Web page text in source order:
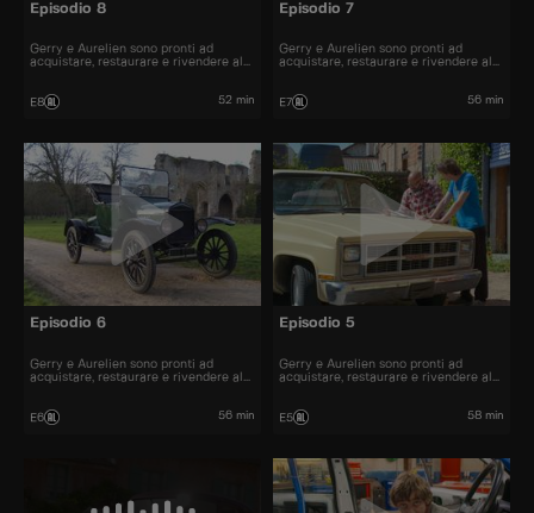
Episodio 8
Gerry e Aurelien sono pronti ad
acquistare, restaurare e rivendere al
E8 52 min
Episodio 7
Gerry e Aurelien sono pronti ad
acquistare, restaurare e rivendere al
E7 56 min
Episodio 6
Gerry e Aurelien sono pronti ad
acquistare, restaurare e rivendere al
E6 56 min
Episodio 5
Gerry e Aurelien sono pronti ad
acquistare, restaurare e rivendere al
E5 58 min